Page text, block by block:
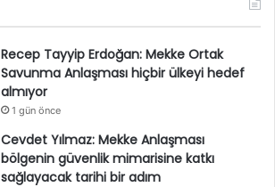
Recep Tayyip Erdoğan: Mekke Ortak
Savunma Anlaşması hiçbir ülkeyi hedef
almıyor
1 gün önce
Cevdet Yılmaz: Mekke Anlaşması
bölgenin güvenlik mimarisine katkı
sağlayacak tarihi bir adım